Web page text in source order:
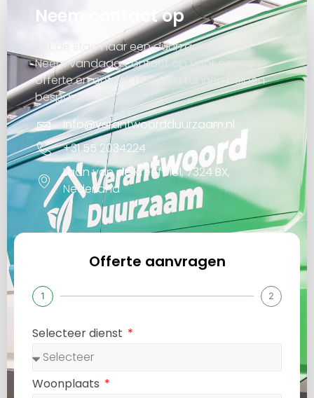
Neem contact op
Zet de stap naar een duurzaam project.
Neem vandaag contact op voor een
offerte en ontdek hoe wij u kunnen helpen
besparen.
info@verantwoordduurzaam.nl
+31 55 2034224
Laan van de Kreeft 181, 7324 BX,
Nederland
Offerte aanvragen
1 2
Selecteer dienst
Woonplaats